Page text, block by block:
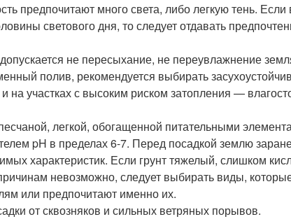
предпочитают много света, либо легкую тень.
светового дня, то следует отдавать
не пересыхание, не переувлажнение
полив, рекомендуется выбирать
на участках с высоким риском затопления —
легкой, обогащенной питательными
pH в пределах 6-7. Перед посадкой землю
характеристик. Если грунт тяжелый, слишком
невозможно, следует выбирать виды,
или предпочитают именно их.
от сквозняков и сильных ветряных порывов.